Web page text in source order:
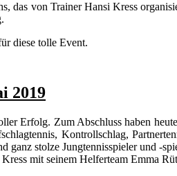
das von Trainer Hansi Kress
diese tolle Event.
2019
Erfolg. Zum Abschluss haben
Kontrollschlag,
ganz stolze Jungtennisspieler und -
mit seinem Helferteam Emma